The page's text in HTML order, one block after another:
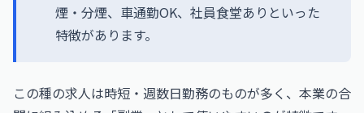
煙・分煙、車通勤OK、社員食堂ありといった
特徴があります。
この種の求人は時短・週数日勤務のものが多く、本業の合